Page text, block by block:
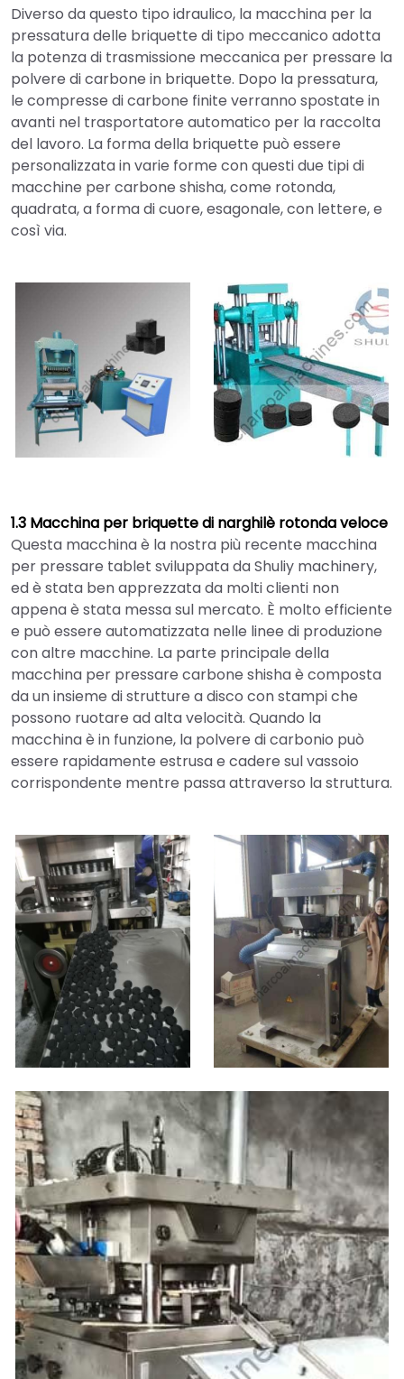
Diverso da questo tipo idraulico, la macchina per la
pressatura delle briquette di tipo meccanico adotta
la potenza di trasmissione meccanica per pressare la
polvere di carbone in briquette. Dopo la pressatura,
le compresse di carbone finite verranno spostate in
avanti nel trasportatore automatico per la raccolta
del lavoro. La forma della briquette può essere
personalizzata in varie forme con questi due tipi di
macchine per carbone shisha, come rotonda,
quadrata, a forma di cuore, esagonale, con lettere, e
così via.
1.3 Macchina per briquette di narghilè rotonda veloce
Questa macchina è la nostra più recente macchina
per pressare tablet sviluppata da Shuliy machinery,
ed è stata ben apprezzata da molti clienti non
appena è stata messa sul mercato. È molto efficiente
e può essere automatizzata nelle linee di produzione
con altre macchine. La parte principale della
macchina per pressare carbone shisha è composta
da un insieme di strutture a disco con stampi che
possono ruotare ad alta velocità. Quando la
macchina è in funzione, la polvere di carbonio può
essere rapidamente estrusa e cadere sul vassoio
corrispondente mentre passa attraverso la struttura.